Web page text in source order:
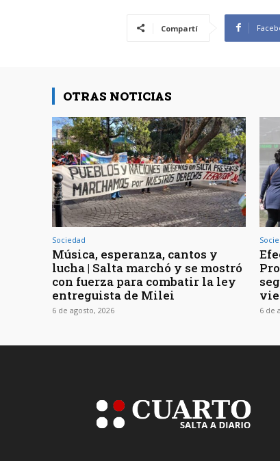
Compartí
OTRAS NOTICIAS
Sociedad
Música, esperanza, cantos y
lucha | Salta marchó y se mostró
con fuerza para combatir la ley
entreguista de Milei
6 de agosto, 2026 6 de